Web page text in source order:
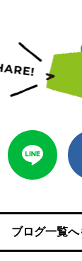
ブログ一覧へ
ブログ一覧へ